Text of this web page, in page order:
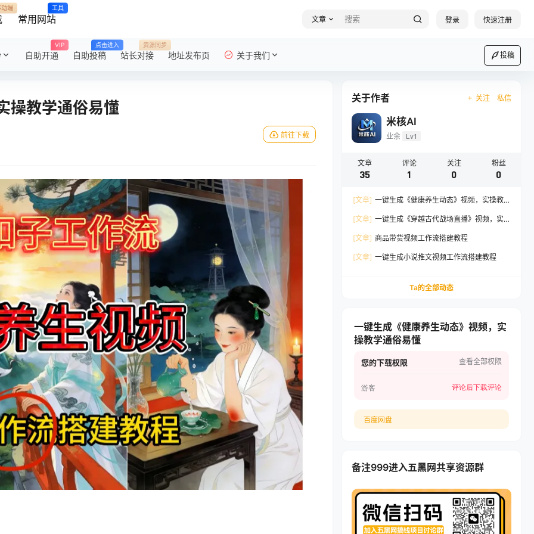
动端
常用网站
工具
文章 登录 快速注册
自助开通
VIP
自助投稿
点击进入
站长对接
资源同步
地址发布页 关于我们 投稿
操教学通俗易懂
前往下载
关于作者 关注 私信
米核AI
业余 Lv1
文章
35
评论
1
关注
0
粉丝
0
[文章] 一键生成《健康养生动态》视频，实操教
[文章] 一键生成《穿越古代战场直播》视频，实
[文章] 商品带货视频工作流搭建教程
[文章] 一键生成小说推文视频工作流搭建教程
Ta的全部动态
一键生成《健康养生动态》视频，实
操教学通俗易懂
您的下载权限 查看全部权限
游客 评论后下载评论
百度网盘
备注999进入五黑网共享资源群